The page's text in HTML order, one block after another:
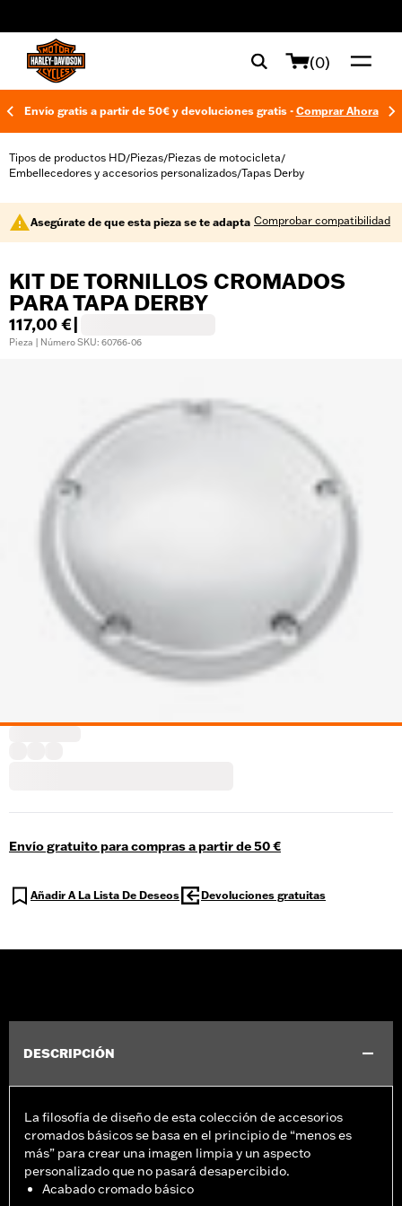
(0)
Envío gratis a partir de 50€ y devoluciones gratis - Comprar Ahora
Tipos de productos HD/Piezas/Piezas de motocicleta/
Embellecedores y accesorios personalizados/Tapas Derby
Asegúrate de que esta pieza se te adapta Comprobar compatibilidad
KIT DE TORNILLOS CROMADOS
PARA TAPA DERBY
117,00 €
Pieza | Número SKU: 60766-06
Envío gratuito para compras a partir de 50 €
Añadir A La Lista De Deseos Devoluciones gratuitas
DESCRIPCIÓN
La filosofía de diseño de esta colección de accesorios
cromados básicos se basa en el principio de “menos es
más” para crear una imagen limpia y un aspecto
personalizado que no pasará desapercibido.
Acabado cromado básico